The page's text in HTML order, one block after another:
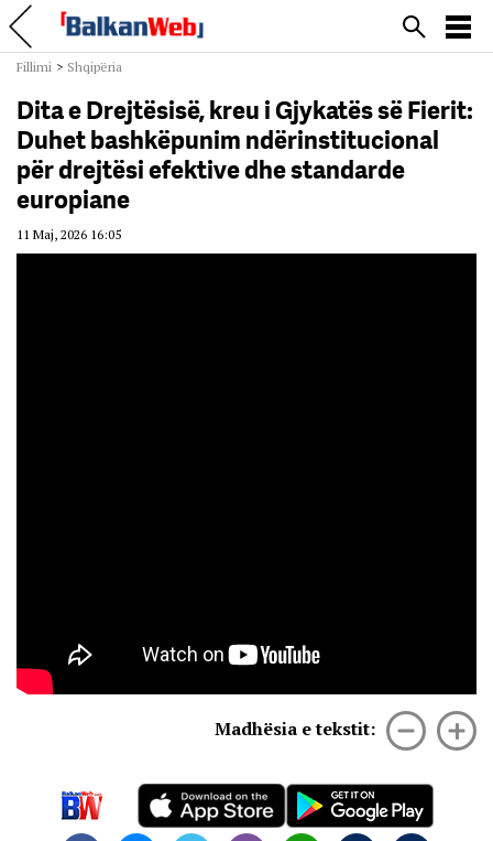
Fillimi > Shqipëria
Dita e Drejtësisë, kreu i Gjykatës së Fierit:
Duhet bashkëpunim ndërinstitucional
për drejtësi efektive dhe standarde
europiane
11 Maj, 2026 16:05
Madhësia e tekstit: